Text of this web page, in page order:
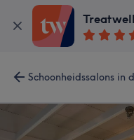
Treatwell
Schoonheidssalons in